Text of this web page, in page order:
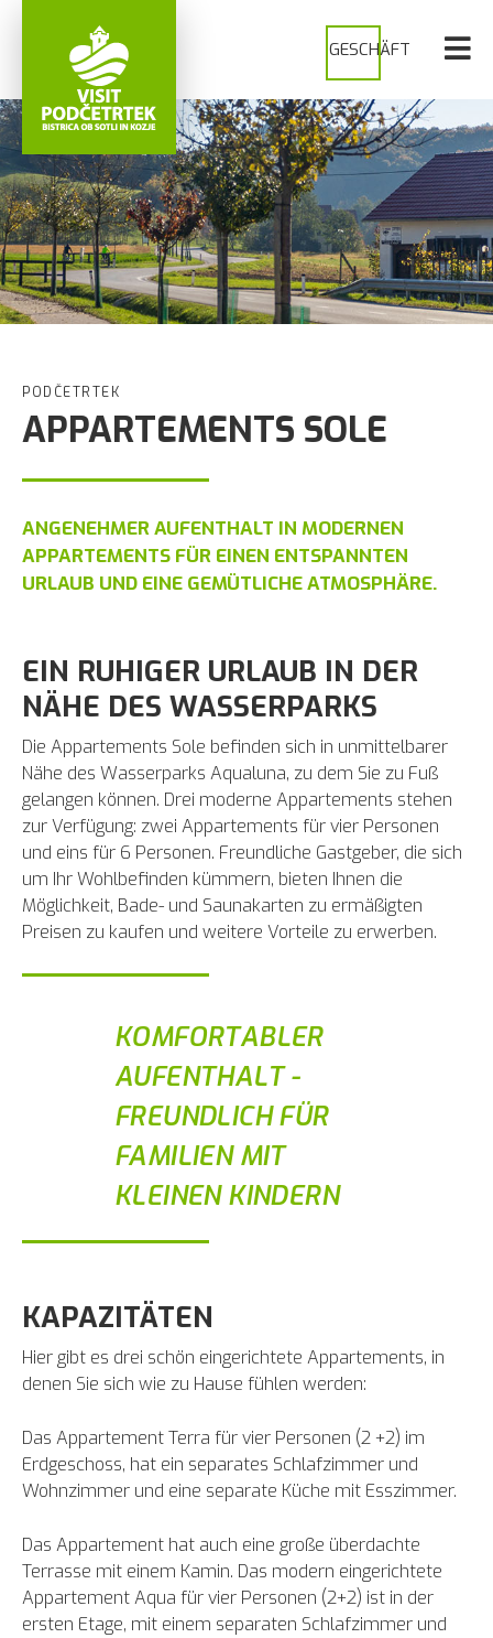
GESCHÄFT
PODČETRTEK
APPARTEMENTS SOLE
ANGENEHMER AUFENTHALT IN MODERNEN
APPARTEMENTS FÜR EINEN ENTSPANNTEN
URLAUB UND EINE GEMÜTLICHE ATMOSPHÄRE.
EIN RUHIGER URLAUB IN DER
NÄHE DES WASSERPARKS
Die Appartements Sole befinden sich in unmittelbarer
Nähe des Wasserparks Aqualuna, zu dem Sie zu Fuß
gelangen können. Drei moderne Appartements stehen
zur Verfügung: zwei Appartements für vier Personen
und eins für 6 Personen. Freundliche Gastgeber, die sich
um Ihr Wohlbefinden kümmern, bieten Ihnen die
Möglichkeit, Bade- und Saunakarten zu ermäßigten
Preisen zu kaufen und weitere Vorteile zu erwerben.
KOMFORTABLER
AUFENTHALT -
FREUNDLICH FÜR
FAMILIEN MIT
KLEINEN KINDERN
KAPAZITÄTEN
Hier gibt es drei schön eingerichtete Appartements, in
denen Sie sich wie zu Hause fühlen werden:
Das Appartement Terra für vier Personen (2 +2) im
Erdgeschoss, hat ein separates Schlafzimmer und
Wohnzimmer und eine separate Küche mit Esszimmer.
Das Appartement hat auch eine große überdachte
Terrasse mit einem Kamin. Das modern eingerichtete
Appartement Aqua für vier Personen (2+2) ist in der
ersten Etage, mit einem separaten Schlafzimmer und